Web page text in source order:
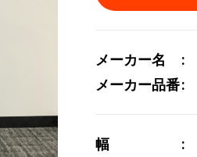
メーカー名
メーカー品番
幅